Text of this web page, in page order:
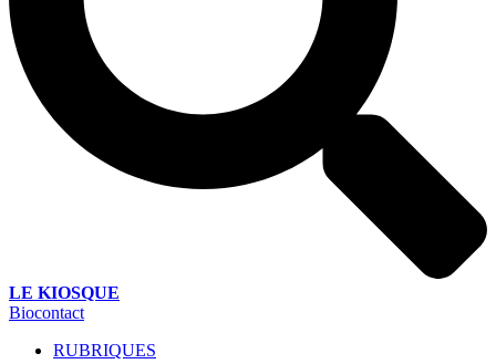
LE KIOSQUE
Biocontact
RUBRIQUES